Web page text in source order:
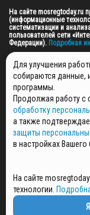
На сайте mosregtoday.ru
(информационные
систематизации и
пользователей сети
Федерации). Подробная
© 2026 ПРАВА НА ВСЕ
МЕДИА" (ОГРН:
ПОЛИТИКА
НОВОСТИ
ГАЗЕТЫ
РЕКЛАМОДАТЕЛЯМ
СПЕЦПРОЕКТЫ
СТАТЬИ
ПОЛИТИКА
Для улучшения
собираются данные,
программы.
Продолжая работу с
обработку
а также
защиты
в настройках Вашего
На сайте
технологии.